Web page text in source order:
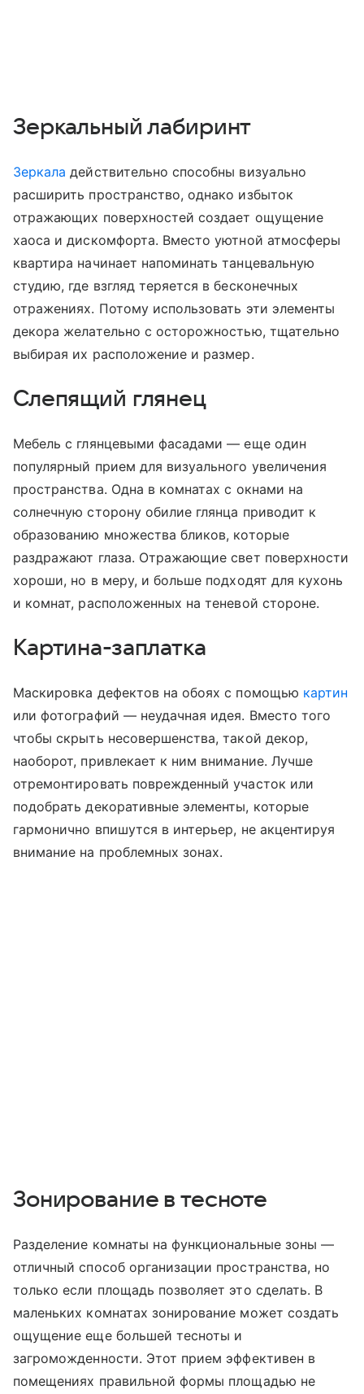
Зеркальный лабиринт
Зеркала действительно способны визуально
расширить пространство, однако избыток
отражающих поверхностей создает ощущение
хаоса и дискомфорта. Вместо уютной атмосферы
квартира начинает напоминать танцевальную
студию, где взгляд теряется в бесконечных
отражениях. Потому использовать эти элементы
декора желательно с осторожностью, тщательно
выбирая их расположение и размер.
Слепящий глянец
Мебель с глянцевыми фасадами — еще один
популярный прием для визуального увеличения
пространства. Одна в комнатах с окнами на
солнечную сторону обилие глянца приводит к
образованию множества бликов, которые
раздражают глаза. Отражающие свет поверхности
хороши, но в меру, и больше подходят для кухонь
и комнат, расположенных на теневой стороне.
Картина-заплатка
Маскировка дефектов на обоях с помощью картин
или фотографий — неудачная идея. Вместо того
чтобы скрыть несовершенства, такой декор,
наоборот, привлекает к ним внимание. Лучше
отремонтировать поврежденный участок или
подобрать декоративные элементы, которые
гармонично впишутся в интерьер, не акцентируя
внимание на проблемных зонах.
Зонирование в тесноте
Разделение комнаты на функциональные зоны —
отличный способ организации пространства, но
только если площадь позволяет это сделать. В
маленьких комнатах зонирование может создать
ощущение еще большей тесноты и
загроможденности. Этот прием эффективен в
помещениях правильной формы площадью не